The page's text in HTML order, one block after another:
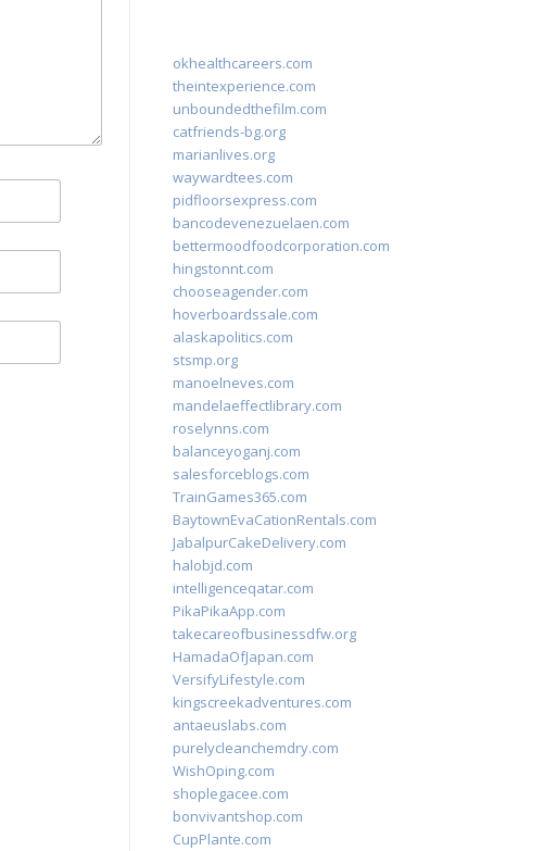
okhealthcareers.com
theintexperience.com
unboundedthefilm.com
catfriends-bg.org
marianlives.org
waywardtees.com
pidfloorsexpress.com
bancodevenezuelaen.com
bettermoodfoodcorporation.com
hingstonnt.com
chooseagender.com
hoverboardssale.com
alaskapolitics.com
stsmp.org
manoelneves.com
mandelaeffectlibrary.com
roselynns.com
balanceyoganj.com
salesforceblogs.com
TrainGames365.com
BaytownEvaCationRentals.com
JabalpurCakeDelivery.com
halobjd.com
intelligenceqatar.com
PikaPikaApp.com
takecareofbusinessdfw.org
HamadaOfJapan.com
VersifyLifestyle.com
kingscreekadventures.com
antaeuslabs.com
purelycleanchemdry.com
WishOping.com
shoplegacee.com
bonvivantshop.com
CupPlante.com